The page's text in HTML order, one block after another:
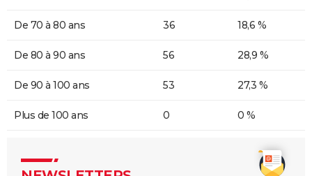
De 70 à 80 ans 36 18,6 %
De 80 à 90 ans 56 28,9 %
De 90 à 100 ans 53 27,3 %
Plus de 100 ans 0 0 %